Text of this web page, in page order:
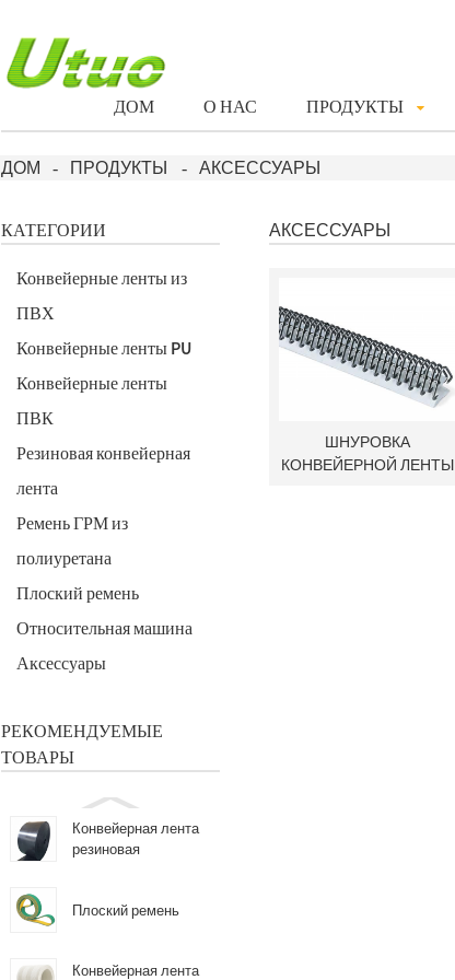
ДОМ О НАС ПРОДУКТЫ
ДОМ ПРОДУКТЫ АКСЕССУАРЫ
КАТЕГОРИИ
Конвейерные ленты из
ПВХ
Конвейерные ленты PU
Конвейерные ленты
ПВК
Резиновая конвейерная
лента
Ремень ГРМ из
полиуретана
Плоский ремень
Относительная машина
Аксессуары
РЕКОМЕНДУЕМЫЕ
ТОВАРЫ
Конвейерная лента
резиновая
Плоский ремень
Конвейерная лента
АКСЕССУАРЫ
ШНУРОВКА
КОНВЕЙЕРНОЙ ЛЕНТЫ